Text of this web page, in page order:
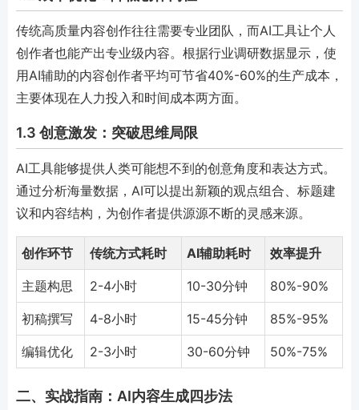
传统高质量内容创作往往需要专业团队，而AI工具让个人
创作者也能产出专业级内容。根据行业调研数据显示，使
用AI辅助的内容创作者平均可节省40%-60%的生产成本，
主要体现在人力投入和时间成本两方面。
1.3 创意激发：突破思维局限
AI工具能够提供人类可能想不到的创意角度和表达方式。
通过分析海量数据，AI可以提出新颖的观点组合、标题建
议和内容结构，为创作者提供源源不断的灵感来源。
创作环节 传统方式耗时 AI辅助耗时 效率提升
主题构思 2-4小时 10-30分钟 80%-90%
初稿撰写 4-8小时 15-45分钟 85%-95%
编辑优化 2-3小时 30-60分钟 50%-75%
二、实战指南：AI内容生成四步法